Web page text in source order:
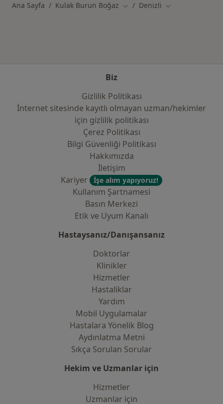
Ana Sayfa Kulak Burun Boğaz Şehir değiştir
Denizli Şehir değiştir
Biz
Gizlilik Politikası
İnternet sitesinde kayıtlı olmayan uzman/hekimler
i̇çin gizlilik politikası
Çerez Politikası
Bilgi Güvenliği Politikası
Hakkımızda
İletişim
Kariyer
İşe alım yapıyoruz!
Kullanım Şartnamesi
Basın Merkezi
Etik ve Uyum Kanalı
Hastaysanız/Danışansanız
Doktorlar
Klinikler
Hizmetler
Hastaliklar
Yardım
Mobil Uygulamalar
Hastalara Yönelik Blog
Aydınlatma Metni
Sıkça Sorulan Sorular
Hekim ve Uzmanlar için
Hizmetler
Uzmanlar için